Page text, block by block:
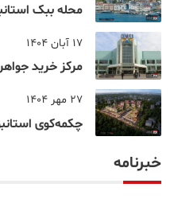
محله ببک
17 آبان 1404
مرکز خرید
27 مهر 1404
چکمه‌کوی
خبرنامه